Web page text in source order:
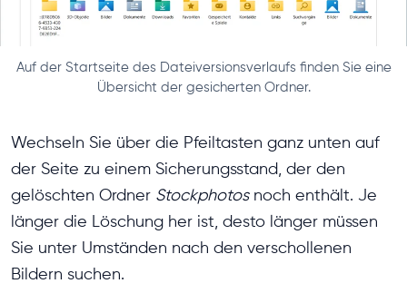
Auf der Startseite des Dateiversionsverlaufs finden Sie eine
Übersicht der gesicherten Ordner.
Wechseln Sie über die Pfeiltasten ganz unten auf
der Seite zu einem Sicherungsstand, der den
gelöschten Ordner Stockphotosnoch enthält. Je
länger die Löschung her ist, desto länger müssen
Sie unter Umständen nach den verschollenen
Bildern suchen.